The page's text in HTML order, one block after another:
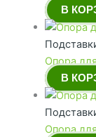
В
Опора
В
Опора